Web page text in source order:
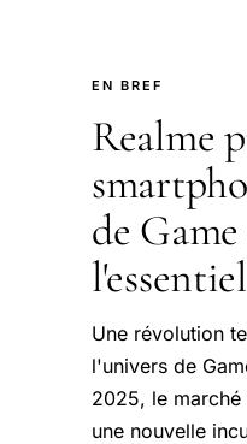
EN BREF
Realme
de
Une révolution
l'univers de
2025, le
une nouvelle